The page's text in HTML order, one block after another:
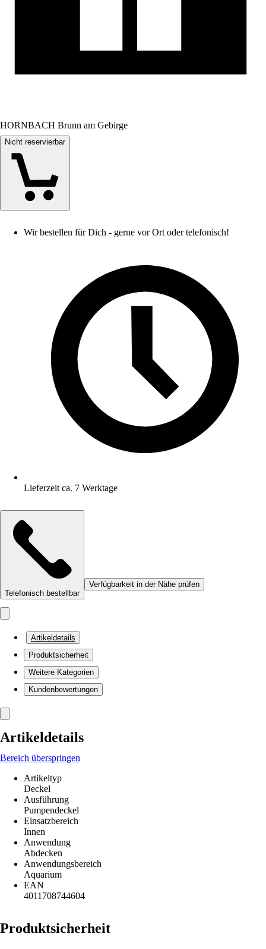
HORNBACH Brunn am Gebirge
Nicht reservierbar
Wir bestellen für Dich - gerne vor Ort oder telefonisch!
Lieferzeit ca. 7 Werktage
Telefonisch bestellbar
Verfügbarkeit in der Nähe prüfen
Artikeldetails
Produktsicherheit
Weitere Kategorien
Kundenbewertungen
Artikeldetails
Bereich überspringen
Artikeltyp
Deckel
Ausführung
Pumpendeckel
Einsatzbereich
Innen
Anwendung
Abdecken
Anwendungsbereich
Aquarium
EAN
4011708744604
Produktsicherheit